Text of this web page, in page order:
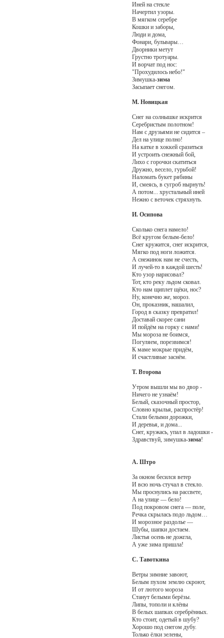
Иней на стекле
Начертил узоры.
В мягком серебре
Кошки и заборы,
Люди и дома,
Фонари, бульвары…
Дворники метут
Грустно тротуары.
И ворчат под нос:
"Прохудилось небо!"
Зимушка-зима
Засыпает снегом.
М. Новицкая
Снег на солнышке искрится
Серебристым полотном!
Нам с друзьями не сидится –
Дел на улице полно!
На катке в хоккей сразиться
И устроить снежный бой,
Лихо с горочки скатиться
Дружно, весело, гурьбой!
Наломать букет рябины
И, смеясь, в сугроб нырнуть!
А потом... хрустальный иней
Нежно с веточек стряхнуть.
И. Осипова
Сколько снега намело!
Всё кругом белым-бело!
Снег кружится, снег искрится,
Мягко под ноги ложится.
А снежинок нам не счесть,
И лучей-то в каждой шесть!
Кто узор нарисовал?
Toт, кто реку льдом сковал.
Кто нам щиплет щёки, нос?
Ну, конечно же, мороз.
Он, проказник, нашалил,
Город в сказку превратил!
Доставай скорее сани
И пойдём на горку с нами!
Мы мороза не боимся,
Погуляем, порезвимся!
К маме мокрые придём,
И счастливые заснём.
Т. Второва
Утром вышли мы во двор -
Ничего не узнаём!
Белый, сказочный простор,
Словно крылья, распростёр!
Стали белыми дорожки,
И деревья, и дома...
Снег, кружась, упал в ладошки -
Здравствуй, зимушка-зима!
А. Штро
За окном бесился ветер
И всю ночь стучал в стекло.
Мы проснулись на рассвете,
А на улице — бело!
Под покровом снега — поле,
Речка скрылась подо льдом…
И морозное раздолье —
Шубы, шапки достаем.
Листья осень не дожгла,
А уже зима пришла!
С. Тавоткина
Ветры зимние завоют,
Белым пухом землю скроют,
И от лютого мороза
Станут белыми берёзы.
Липы, тополи и клёны
В белых шапках серебрённых.
Кто стоит, одетый в шубу?
Хорошо под снегом дубу.
Только ёлки зелены,